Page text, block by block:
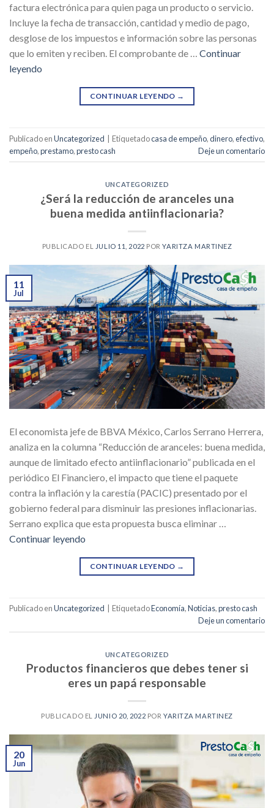
factura electrónica para quien paga un producto o servicio.
Incluye la fecha de transacción, cantidad y medio de pago,
desglose de los impuestos e información sobre las personas
que lo emiten y reciben. El comprobante de … Continuar
leyendo
CONTINUAR LEYENDO →
Publicado enUncategorized Etiquetadocasa de empeño,dinero,efectivo,
empeño,prestamo,presto cash Deje un comentario
UNCATEGORIZED
¿Será la reducción de aranceles una
buena medida antiinflacionaria?
PUBLICADO EL JULIO 11, 2022 PORYARITZA MARTINEZ
11
Jul
El economista jefe de BBVA México, Carlos Serrano Herrera,
analiza en la columna “Reducción de aranceles: buena medida,
aunque de limitado efecto antiinflacionario” publicada en el
periódico El Financiero, el impacto que tiene el paquete
contra la inflación y la carestía (PACIC) presentado por el
gobierno federal para disminuir las presiones inflacionarias.
Serrano explica que esta propuesta busca eliminar …
Continuar leyendo
CONTINUAR LEYENDO →
Publicado enUncategorized EtiquetadoEconomía,Noticias,presto cash
Deje un comentario
UNCATEGORIZED
Productos financieros que debes tener si
eres un papá responsable
PUBLICADO EL JUNIO 20, 2022 POR YARITZA MARTINEZ
20
Jun